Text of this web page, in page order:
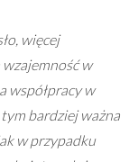
więcej
w
współpracy w
bardziej ważna
w przypadku